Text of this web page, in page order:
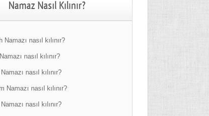
Namaz Nasıl Kılınır?
Namazı nasıl kılınır?
nasıl kılınır?
nasıl kılınır?
Namazı nasıl kılınır?
nasıl kılınır?